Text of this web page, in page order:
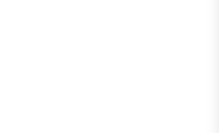
máy này.
pin còn khoảng 80
bạn có thể tính
hơn.